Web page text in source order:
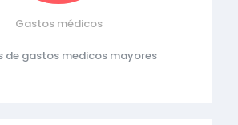
Gastos médicos
de gastos medicos mayores